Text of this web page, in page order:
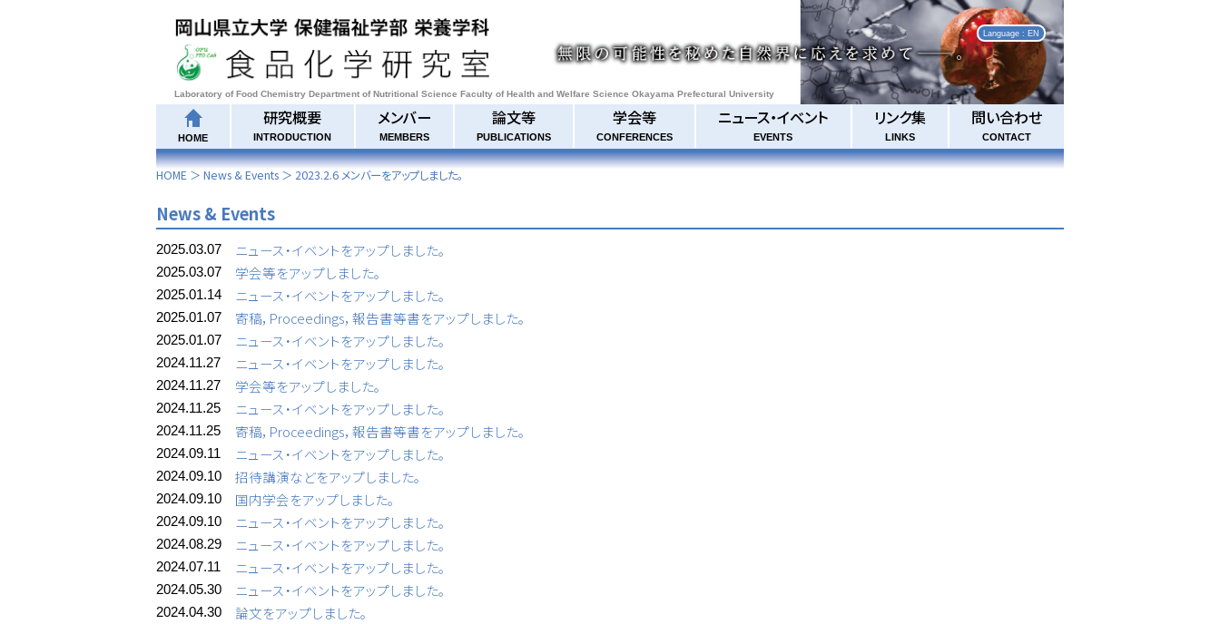
Laboratory of Food Chemistry Department of Nutritional Science Faculty of Health and Welfare Science Okayama Prefectural University
Language : EN
HOME
研究概要
INTRODUCTION
メンバー
MEMBERS
論文等
PUBLICATIONS
学会等
CONFERENCES
ニュース・イベント
EVENTS
リンク集
LINKS
問い合わせ
CONTACT
HOME ＞ News & Events ＞ 2023.2.6 メンバーをアップしました。
News & Events
2025.03.07 ニュース・イベントをアップしました。
2025.03.07 学会等をアップしました。
2025.01.14 ニュース・イベントをアップしました。
2025.01.07 寄稿，Proceedings，報告書等書をアップしました。
2025.01.07 ニュース・イベントをアップしました。
2024.11.27 ニュース・イベントをアップしました。
2024.11.27 学会等をアップしました。
2024.11.25 ニュース・イベントをアップしました。
2024.11.25 寄稿，Proceedings，報告書等書をアップしました。
2024.09.11 ニュース・イベントをアップしました。
2024.09.10 招待講演などをアップしました。
2024.09.10 国内学会をアップしました。
2024.09.10 ニュース・イベントをアップしました。
2024.08.29 ニュース・イベントをアップしました。
2024.07.11 ニュース・イベントをアップしました。
2024.05.30 ニュース・イベントをアップしました。
2024.04.30 論文をアップしました。